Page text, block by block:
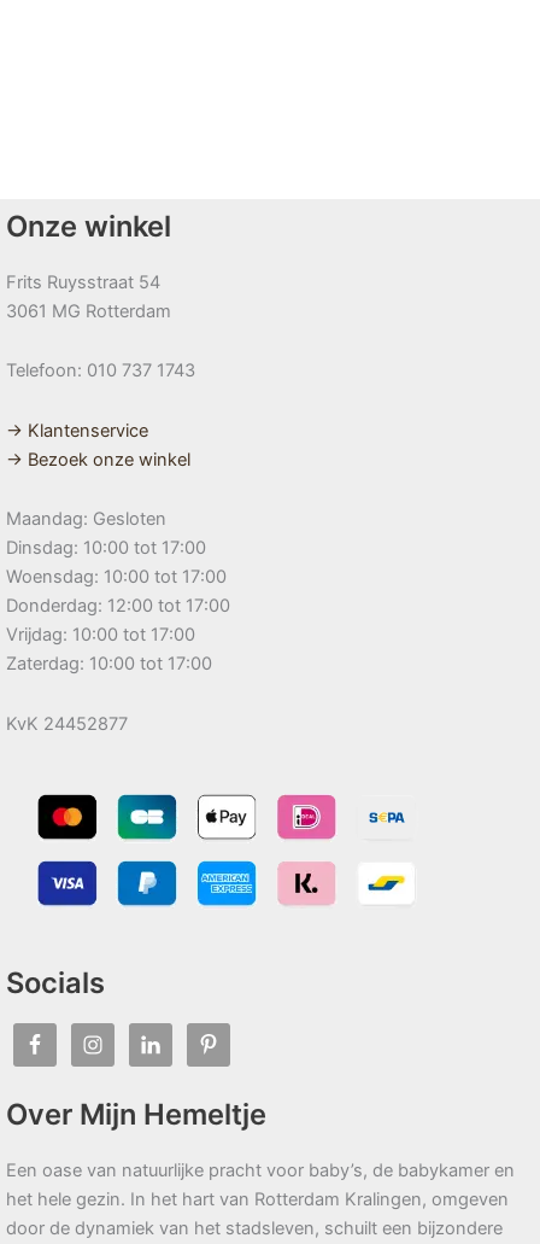
Onze winkel
Frits Ruysstraat 54
3061 MG Rotterdam
Telefoon: 010 737 1743
→ Klantenservice
→ Bezoek onze winkel
Maandag: Gesloten
Dinsdag: 10:00 tot 17:00
Woensdag: 10:00 tot 17:00
Donderdag: 12:00 tot 17:00
Vrijdag: 10:00 tot 17:00
Zaterdag: 10:00 tot 17:00
KvK 24452877
Socials
Over Mijn Hemeltje
Een oase van natuurlijke pracht voor baby’s, de babykamer en
het hele gezin. In het hart van Rotterdam Kralingen, omgeven
door de dynamiek van het stadsleven, schuilt een bijzondere